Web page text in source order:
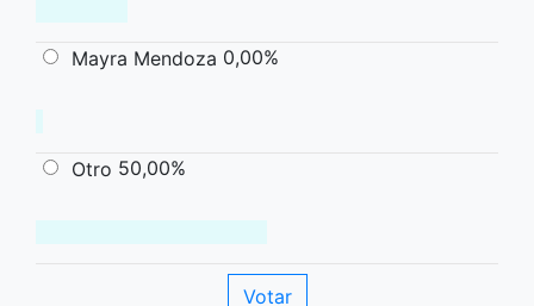
Mayra Mendoza 0,00%
Otro 50,00%